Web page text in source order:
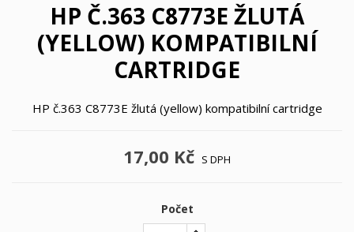
HP Č.363 C8773E ŽLUTÁ
(YELLOW) KOMPATIBILNÍ
CARTRIDGE
HP č.363 C8773E žlutá (yellow) kompatibilní cartridge
17,00 Kč S DPH
Počet